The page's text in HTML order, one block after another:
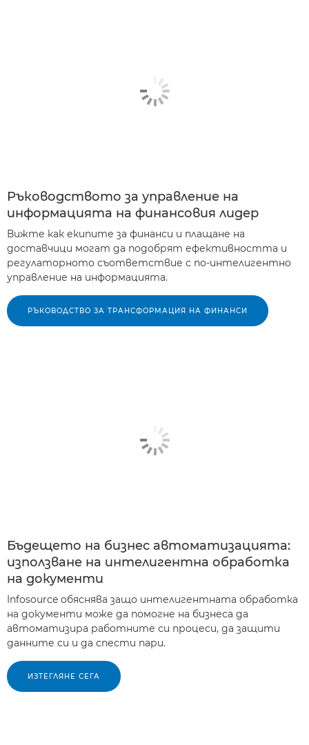
Ръководството за управление на
информацията на финансовия лидер
Вижте как екипите за финанси и плащане на
доставчици могат да подобрят ефективността и
регулаторното съответствие с по-интелигентно
управление на информацията.
РЪКОВОДСТВО ЗА ТРАНСФОРМАЦИЯ НА ФИНАНСИ
Бъдещето на бизнес автоматизацията:
използване на интелигентна обработка
на документи
Infosource обяснява защо интелигентната обработка
на документи може да помогне на бизнеса да
автоматизира работните си процеси, да защити
данните си и да спести пари.
ИЗТЕГЛЯНЕ СЕГА